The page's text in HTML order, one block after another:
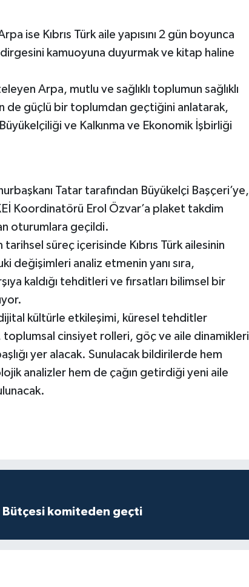
ise Kıbrıs Türk aile yapısını 2 gün boyunca
kamuoyuna duyurmak ve kitap haline
Arpa, mutlu ve sağlıklı toplumun sağlıklı
de güçlü bir toplumdan geçtiğini anlatarak,
ve Kalkınma ve Ekonomik İşbirliği
Tatar tarafından Büyükelçi Başçeri’ye,
Koordinatörü Erol Özvar’a plaket takdim
oturumlara geçildi.
süreç içerisinde Kıbrıs Türk ailesinin
değişimleri analiz etmenin yanı sıra,
kaldığı tehditleri ve fırsatları bilimsel bir
dijital kültürle etkileşimi, küresel tehditler
toplumsal cinsiyet rolleri, göç ve aile dinamikleri
yer alacak. Sunulacak bildirilerde hem
analizler hem de çağın getirdiği yeni aile
Bütçesi komiteden geçti